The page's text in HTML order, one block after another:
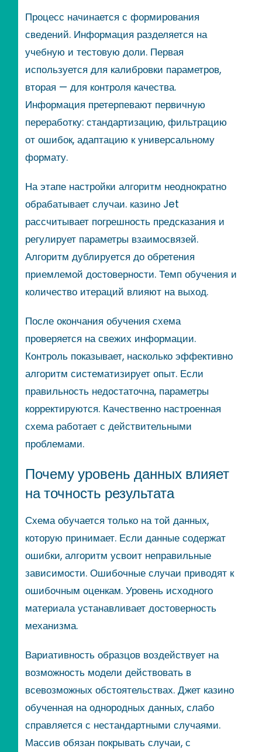
Процесс начинается с формирования
сведений. Информация разделяется на
учебную и тестовую доли. Первая
используется для калибровки параметров,
вторая — для контроля качества.
Информация претерпевают первичную
переработку: стандартизацию, фильтрацию
от ошибок, адаптацию к универсальному
формату.
На этапе настройки алгоритм неоднократно
обрабатывает случаи. казино Jet
рассчитывает погрешность предсказания и
регулирует параметры взаимосвязей.
Алгоритм дублируется до обретения
приемлемой достоверности. Темп обучения и
количество итераций влияют на выход.
После окончания обучения схема
проверяется на свежих информации.
Контроль показывает, насколько эффективно
алгоритм систематизирует опыт. Если
правильность недостаточна, параметры
корректируются. Качественно настроенная
схема работает с действительными
проблемами.
Почему уровень данных влияет
на точность результата
Схема обучается только на той данных,
которую принимает. Если данные содержат
ошибки, алгоритм усвоит неправильные
зависимости. Ошибочные случаи приводят к
ошибочным оценкам. Уровень исходного
материала устанавливает достоверность
механизма.
Вариативность образцов воздействует на
возможность модели действовать в
всевозможных обстоятельствах. Джет казино
обученная на однородных данных, слабо
справляется с нестандартными случаями.
Массив обязан покрывать случаи, с